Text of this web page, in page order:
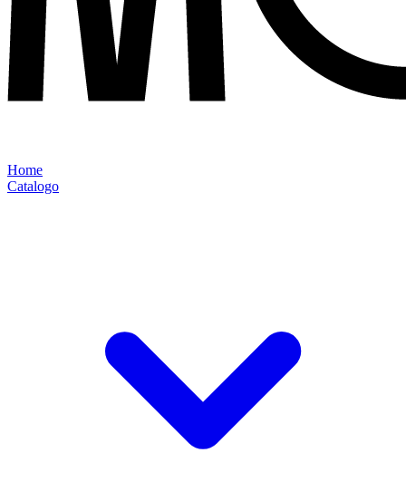
Home
Catalogo